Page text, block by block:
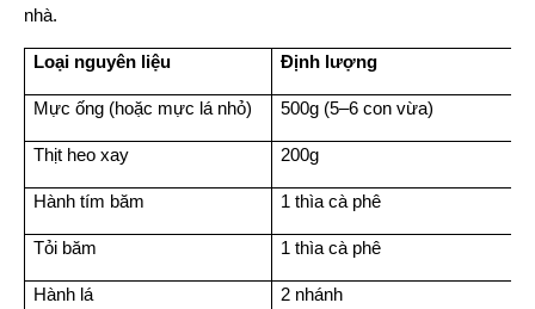
nhà.
Loại nguyên liệu Định lượng
Mực ống (hoặc mực lá nhỏ) 500g (5–6 con vừa)
Thịt heo xay 200g
Hành tím băm 1 thìa cà phê
Tỏi băm 1 thìa cà phê
Hành lá 2 nhánh